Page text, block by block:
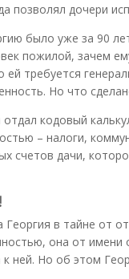
позволял дочери
было уже за 90
пожилой, зачем
ей требуется
Но что
кодовый
– налоги,
счетов дачи,
в тайне от
она от
ней. Но об этом